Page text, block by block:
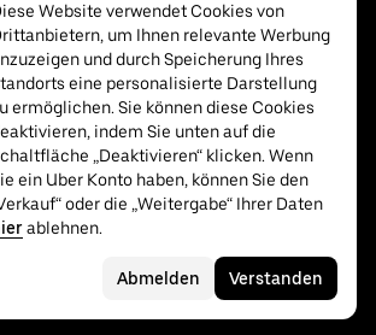
Inc.
Website verwendet Cookies von
um Ihnen relevante Werbung
und durch Speicherung Ihres
eine personalisierte Darstellung
ermöglichen. Sie können diese Cookies
indem Sie unten auf die
„Deaktivieren“ klicken. Wenn
ein Uber Konto haben, können Sie den
oder die „Weitergabe“ Ihrer Daten
ablehnen.
Abmelden Verstanden